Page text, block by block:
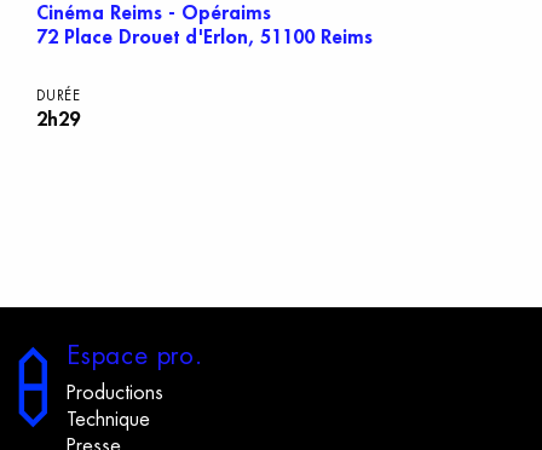
Cinéma Reims - Opéraims
72 Place Drouet d'Erlon, 51100 Reims
DURÉE
2h29
Espace pro.
Productions
Technique